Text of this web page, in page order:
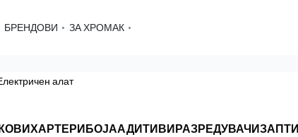
БРЕНДОВИ ЗА ХРОМАК
алат
ХАРТЕРИБОЈААДИТИВИРАЗРЕДУВАЧИ